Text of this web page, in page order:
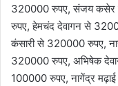
320000 रुपए, संजय कसेर
रुपए, हेमचंद देवागन से
कंसारी से 320000 रुपए,
320000 रुपए, अभिषेक
100000 रुपए, नागेंद्र